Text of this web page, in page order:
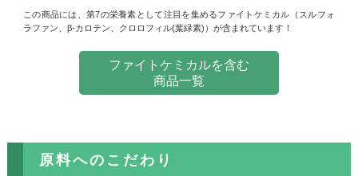
この商品には、第7の栄養素として注目を集めるファイトケミカル（スルフォ
ラファン、β-カロテン、クロロフィル(葉緑素)）が含まれています！
ファイトケミカルを含む
商品一覧
原料へのこだわり